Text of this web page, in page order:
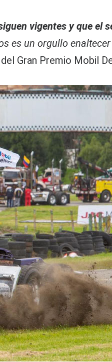
vigentes y que el
es un orgullo
Gran Premio Mobil